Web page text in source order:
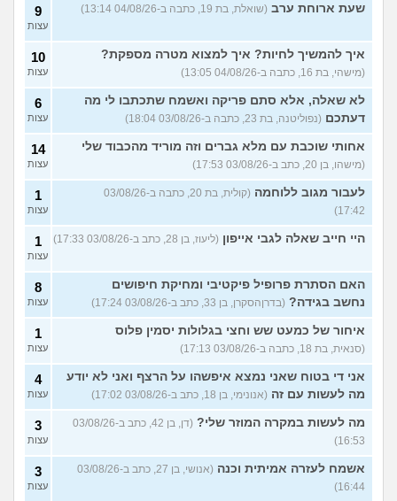
שעת ארוחת ערב (שואלת, בת 19, כתבה ב-04/08/26 13:14) 9
עצות
איך להמשיך לחיות? איך למצוא מטרה מספקת?
(מישהי, בת 16, כתבה ב-04/08/26 13:05)
10
עצות
לא שאלה, אלא סתם פריקה ואשמח שתכתבו לי מה
דעתכם (נפוליטנה, בת 23, כתבה ב-03/08/26 18:04)
6
עצות
אחותי שוכבת עם מלא גברים וזה מוריד מהכבוד שלי
(מישהו, בן 20, כתב ב-03/08/26 17:53)
14
עצות
לעבור מגוב ללוחמה
(קולית, בת 20, כתבה ב-03/08/26
17:42)
1
עצות
היי חייב שאלה לגבי אייפון (ליעוז, בן 28, כתב ב-03/08/26 17:33) 1
עצות
האם הסתרת פרופיל פיקטיבי ומחיקת חיפושים
נחשב בגידה? (בדרןהסקרן, בן 33, כתב ב-03/08/26 17:24)
8
עצות
איחור של כמעט שש וחצי בגלולות יסמין פלוס
(סנאית, בת 18, כתבה ב-03/08/26 17:13)
1
עצות
אני די בטוח שאני נמצא איפשהו על הרצף ואני לא יודע
מה לעשות עם זה (אנונימי, בן 18, כתב ב-03/08/26 17:02)
4
עצות
מה לעשות במקרה המוזר שלי?
(דן, בן 42, כתב ב-03/08/26
16:53)
3
עצות
אשמח לעזרה אמיתית וכנה
(אנושי, בן 27, כתב ב-03/08/26
16:44)
3
עצות